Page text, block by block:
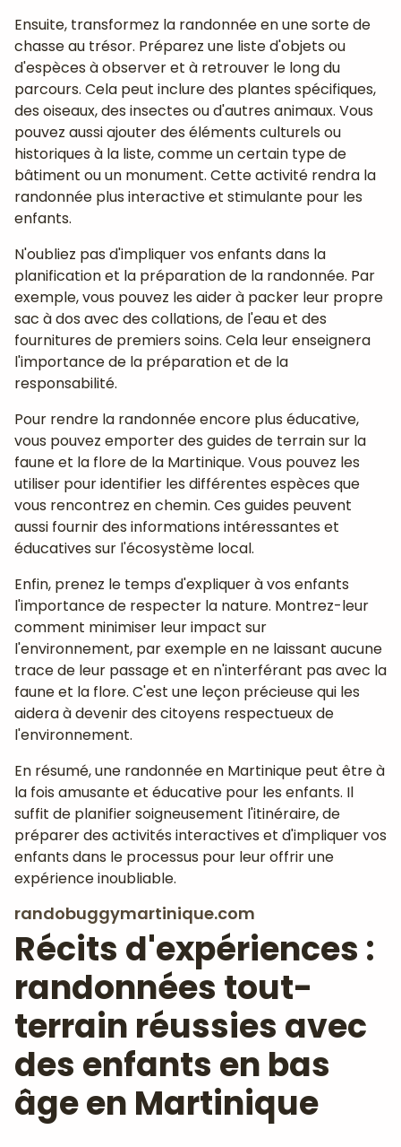
Ensuite, transformez la randonnée en une sorte de
chasse au trésor. Préparez une liste d'objets ou
d'espèces à observer et à retrouver le long du
parcours. Cela peut inclure des plantes spécifiques,
des oiseaux, des insectes ou d'autres animaux. Vous
pouvez aussi ajouter des éléments culturels ou
historiques à la liste, comme un certain type de
bâtiment ou un monument. Cette activité rendra la
randonnée plus interactive et stimulante pour les
enfants.
N'oubliez pas d'impliquer vos enfants dans la
planification et la préparation de la randonnée. Par
exemple, vous pouvez les aider à packer leur propre
sac à dos avec des collations, de l'eau et des
fournitures de premiers soins. Cela leur enseignera
l'importance de la préparation et de la
responsabilité.
Pour rendre la randonnée encore plus éducative,
vous pouvez emporter des guides de terrain sur la
faune et la flore de la Martinique. Vous pouvez les
utiliser pour identifier les différentes espèces que
vous rencontrez en chemin. Ces guides peuvent
aussi fournir des informations intéressantes et
éducatives sur l'écosystème local.
Enfin, prenez le temps d'expliquer à vos enfants
l'importance de respecter la nature. Montrez-leur
comment minimiser leur impact sur
l'environnement, par exemple en ne laissant aucune
trace de leur passage et en n'interférant pas avec la
faune et la flore. C'est une leçon précieuse qui les
aidera à devenir des citoyens respectueux de
l'environnement.
En résumé, une randonnée en Martinique peut être à
la fois amusante et éducative pour les enfants. Il
suffit de planifier soigneusement l'itinéraire, de
préparer des activités interactives et d'impliquer vos
enfants dans le processus pour leur offrir une
expérience inoubliable.
randobuggymartinique.com
Récits d'expériences :
randonnées tout-
terrain réussies avec
des enfants en bas
âge en Martinique